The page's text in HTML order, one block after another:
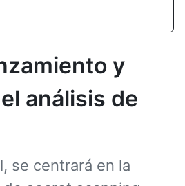
y
análisis de
se centrará en la